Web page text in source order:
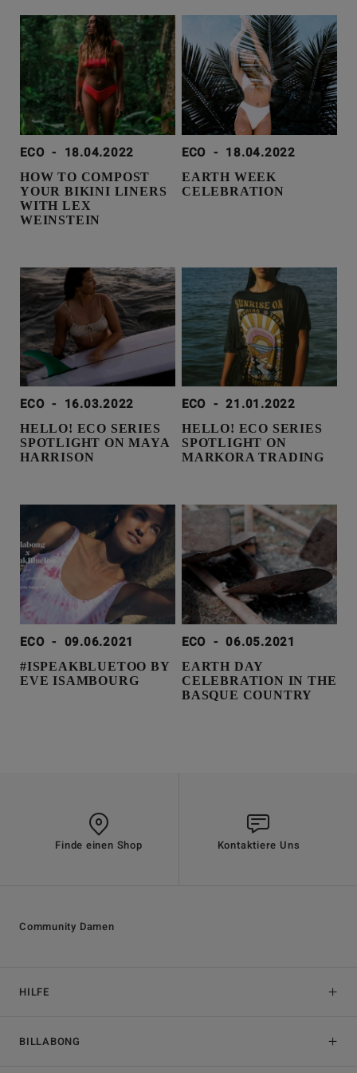
ECO - 18.04.2022
HOW TO COMPOST
YOUR BIKINI LINERS
WITH LEX
WEINSTEIN
ECO - 18.04.2022
EARTH WEEK
CELEBRATION
ECO - 16.03.2022
HELLO! ECO SERIES
SPOTLIGHT ON MAYA
HARRISON
ECO - 21.01.2022
HELLO! ECO SERIES
SPOTLIGHT ON
MARKORA TRADING
ECO - 09.06.2021
#ISPEAKBLUETOO BY
EVE ISAMBOURG
ECO - 06.05.2021
EARTH DAY
CELEBRATION IN THE
BASQUE COUNTRY
Finde einen Shop Kontaktiere Uns
HILFE
BILLABONG
Community Damen